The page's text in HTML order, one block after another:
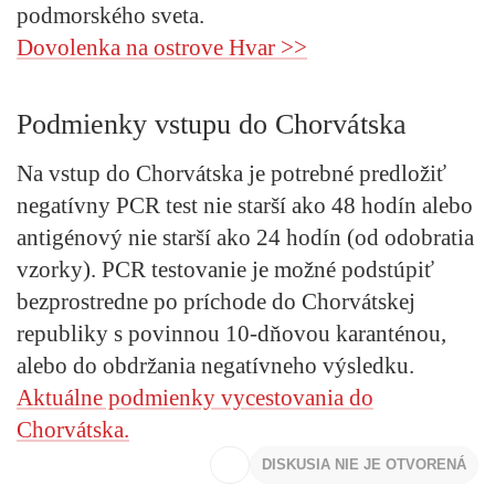
podmorského sveta.
Dovolenka na ostrove Hvar >>
Podmienky vstupu do Chorvátska
Na vstup do Chorvátska je potrebné predložiť
negatívny PCR test nie starší ako 48 hodín alebo
antigénový nie starší ako 24 hodín (od odobratia
vzorky). PCR testovanie je možné podstúpiť
bezprostredne po príchode do Chorvátskej
republiky s povinnou 10-dňovou karanténou,
alebo do obdržania negatívneho výsledku.
Aktuálne podmienky vycestovania do
Chorvátska.
DISKUSIA NIE JE OTVORENÁ